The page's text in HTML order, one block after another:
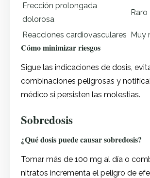
Erección prolongada
dolorosa
Raro
Reacciones cardiovasculares Muy
Cómo minimizar riesgos
Sigue las indicaciones de dosis,
combinaciones peligrosas y
médico si persisten las molestias.
Sobredosis
¿Qué dosis puede causar sobredosis?
Tomar más de 100 mg al día o
nitratos incrementa el peligro de